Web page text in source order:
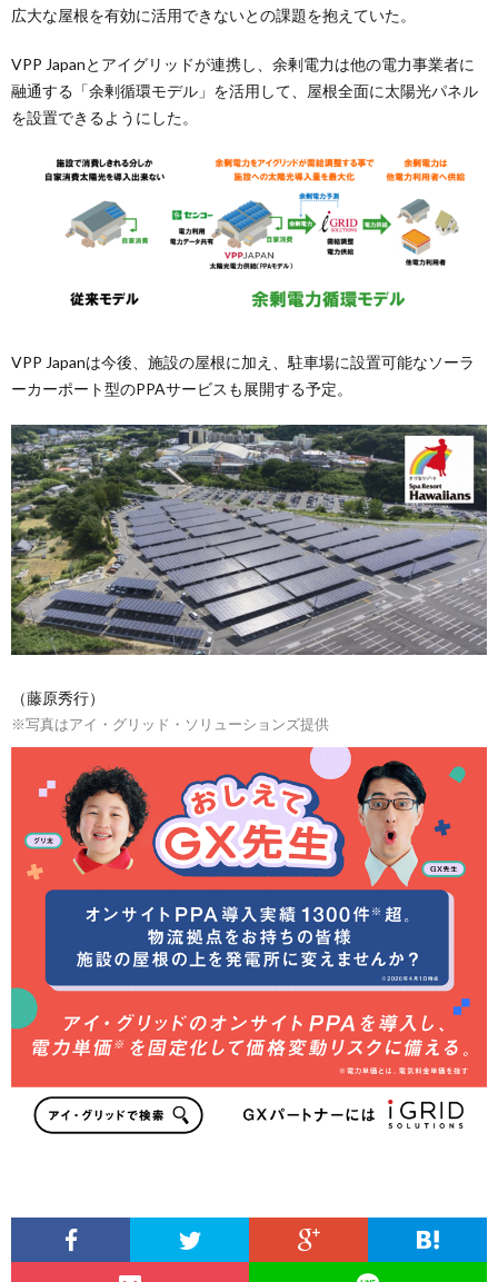
広大な屋根を有効に活用できないとの課題を抱えていた。
VPP Japanとアイグリッドが連携し、余剰電力は他の電力事業者に
融通する「余剰循環モデル」を活用して、屋根全面に太陽光パネル
を設置できるようにした。
VPP Japanは今後、施設の屋根に加え、駐車場に設置可能なソーラ
ーカーポート型のPPAサービスも展開する予定。
（藤原秀行）
※写真はアイ・グリッド・ソリューションズ提供